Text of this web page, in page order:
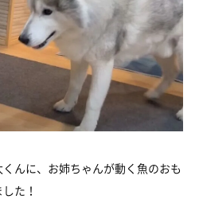
んに、お姉ちゃんが動く魚のおも
た！